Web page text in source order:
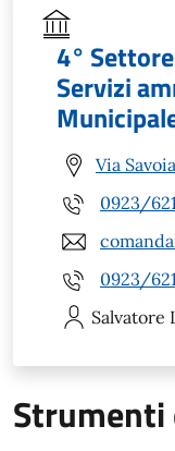
4°
Servizi
Via
0923/
0923/
Salvatore